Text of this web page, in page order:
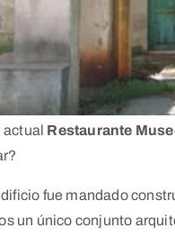
actual Restaurante
fue mandado
un único conjunto